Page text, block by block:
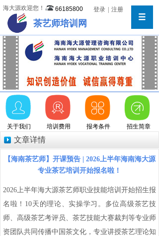
茶艺师培训网
海大源欢迎您！ 66185800 登录 注册
关于我们 培训费用 招生简章
报考条件
文章详情
【海南茶艺师】开课预告 | 2026上半年海南海大源
专业茶艺培训开始报名啦！
2026上半年海大源茶艺师职业技能培训开始招生报
名啦！10天的理论、实操学习。多位高级茶艺技
师、高级茶艺考评员、茶艺技能大赛裁判等专业师
资团队共同传播中国茶文化，专业讲授茶艺理论知